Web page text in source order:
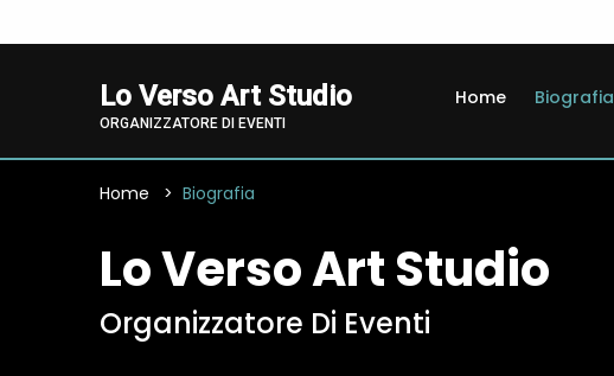
Lo Verso Art Studio
ORGANIZZATORE DI EVENTI
Home Biografia
Home Biografia
Lo Verso Art Studio
Organizzatore Di Eventi